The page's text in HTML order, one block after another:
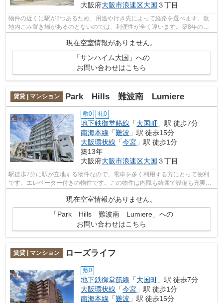
大阪府大阪市浪速区大国 ３丁目
物件の近くに駅が2つあるため、用途や行き先によって経路を選べます。敷
地内ごみ置き場があるのとないのでは、利便性が全く違います。築8年のア
パート。当社イチオシの物件の「サンハ...
現在空室情報がありません。
「サンハイム大国」への
お問い合わせはこちら
賃貸 | マンション Park Hills 難波南 Lumiere
敷0 礼0
地下鉄御堂筋線 「大国町 」駅 徒歩7分
南海本線 「難波 」駅 徒歩15分
大阪環状線 「今宮 」駅 徒歩1分
築13年
大阪府大阪市浪速区大国 ３丁目
駅徒歩7分に駅が立地する物件なので、電車を多く利用する方にとって便利
です。エレベーター付きの物件です。この物件は内観も綺麗で設備も充実し
現在空室情報がありません。
「Park Hills 難波南 Lumiere」への
お問い合わせはこちら
賃貸 | マンション ローズライフ
敷0
地下鉄御堂筋線 「大国町 」駅 徒歩7分
大阪環状線 「今宮 」駅 徒歩1分
南海本線 「難波 」駅 徒歩15分